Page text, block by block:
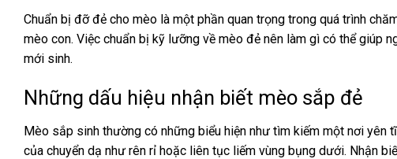
Chuẩn bị đỡ đẻ cho mèo là một phần quan trọng trong quá trình
mèo con. Việc chuẩn bị kỹ lưỡng về mèo đẻ nên làm gì có thể giúp
mới sinh.
Những dấu hiệu nhận biết mèo sắp đẻ
Mèo sắp sinh thường có những biểu hiện như tìm kiếm một nơi yên
của chuyển dạ như rên rỉ hoặc liên tục liếm vùng bụng dưới. Nhận